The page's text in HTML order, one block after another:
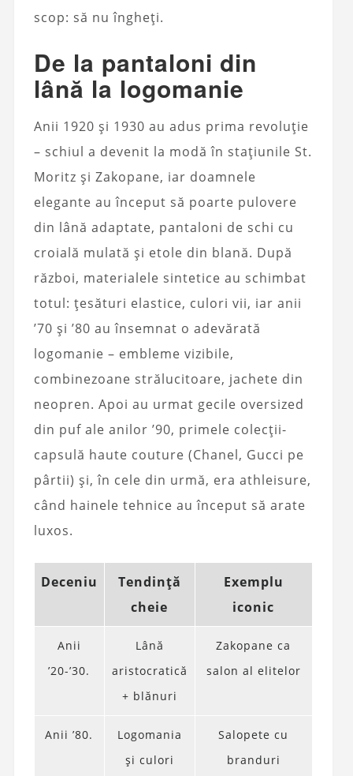
scop: să nu îngheți.
De la pantaloni din
lână la logomanie
Anii 1920 și 1930 au adus prima revoluție
– schiul a devenit la modă în stațiunile St.
Moritz și Zakopane, iar doamnele
elegante au început să poarte pulovere
din lână adaptate, pantaloni de schi cu
croială mulată și etole din blană. După
război, materialele sintetice au schimbat
totul: țesături elastice, culori vii, iar anii
’70 și ’80 au însemnat o adevărată
logomanie – embleme vizibile,
combinezoane strălucitoare, jachete din
neopren. Apoi au urmat gecile oversized
din puf ale anilor ’90, primele colecții-
capsulă haute couture (Chanel, Gucci pe
pârtii) și, în cele din urmă, era athleisure,
când hainele tehnice au început să arate
luxos.
Deceniu
Tendință
cheie
Exemplu
iconic
Anii
’20-’30.
Lână
aristocratică
+ blănuri
Zakopane ca
salon al elitelor
Anii ’80.
Logomania
și culori
Salopete cu
branduri